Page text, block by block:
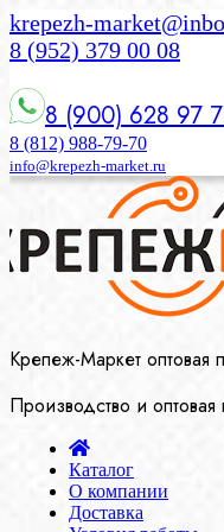
krepezh-
8 (952) 379 00 08
8 (900) 628 97
8 (812) 988-79-70
info@krepezh-market.ru
Крепеж-Маркет оптовая
Производство и
Каталог
О компании
Доставка